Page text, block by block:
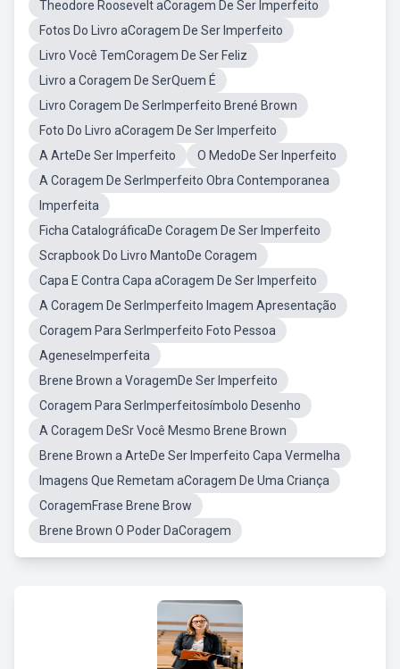
Theodore Roosevelt aCoragem De Ser Imperfeito
Fotos Do Livro aCoragem De Ser Imperfeito
Livro Você TemCoragem De Ser Feliz
Livro a Coragem De SerQuem É
Livro Coragem De SerImperfeito Brené Brown
Foto Do Livro aCoragem De Ser Imperfeito
A ArteDe Ser Imperfeito
O MedoDe Ser Inperfeito
A Coragem De SerImperfeito Obra Contemporanea
Imperfeita
Ficha CatalográficaDe Coragem De Ser Imperfeito
Scrapbook Do Livro MantoDe Coragem
Capa E Contra Capa aCoragem De Ser Imperfeito
A Coragem De SerImperfeito Imagem Apresentação
Coragem Para SerImperfeito Foto Pessoa
AgeneseImperfeita
Brene Brown a VoragemDe Ser Imperfeito
Coragem Para SerImperfeitosímbolo Desenho
A Coragem DeSr Você Mesmo Brene Brown
Brene Brown a ArteDe Ser Imperfeito Capa Vermelha
Imagens Que Remetam aCoragem De Uma Criança
CoragemFrase Brene Brow
Brene Brown O Poder DaCoragem